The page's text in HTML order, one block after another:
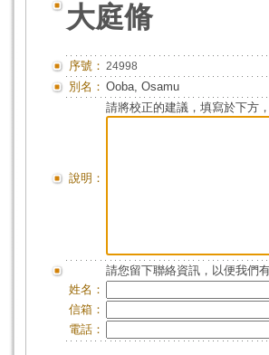
大庭脩
序號： 24998
別名： Ooba, Osamu
說明：
請將校正的建議，填寫於下方
請您留下聯絡資訊，以便我們
姓名：
信箱：
電話：